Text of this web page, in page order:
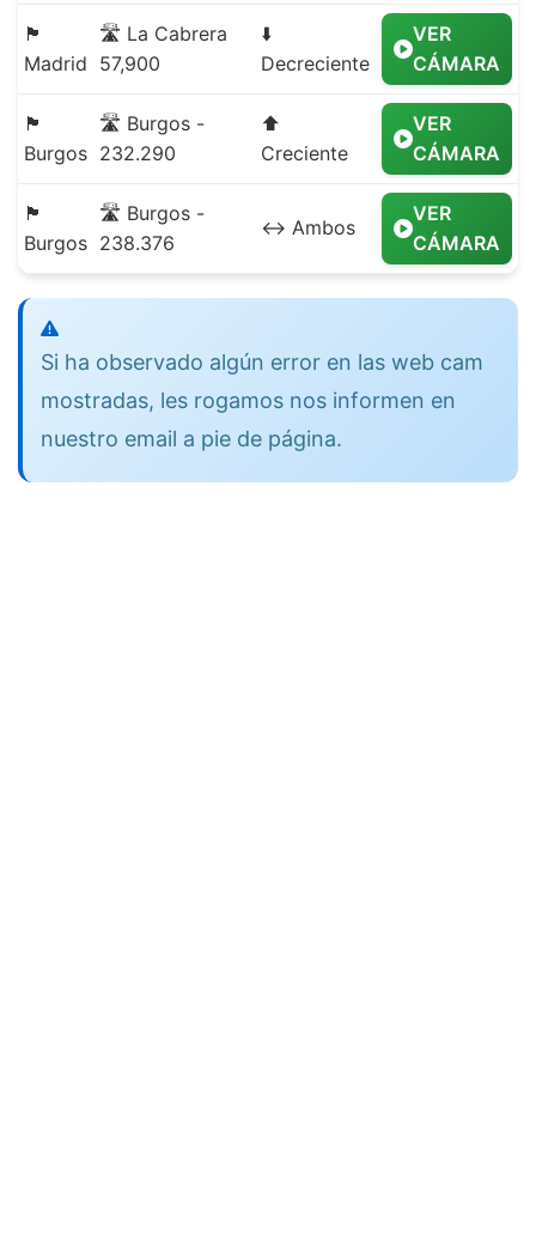
🏴
Madrid
🛣️ La Cabrera
57,900
⬇️
Decreciente
VER
CÁMARA
🏴
Burgos
🛣️ Burgos -
232.290
⬆️
Creciente
VER
CÁMARA
🏴
Burgos
🛣️ Burgos -
238.376
↔️ Ambos
VER
CÁMARA
Si ha observado algún error en las web cam
mostradas, les rogamos nos informen en
nuestro email a pie de página.